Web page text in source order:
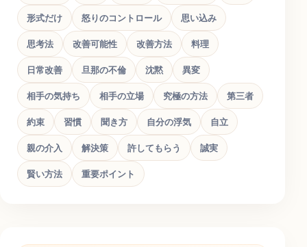
形式だけ 怒りのコントロール 思い込み
思考法 改善可能性 改善方法 料理
日常改善 旦那の不倫 沈黙 異変
相手の気持ち 相手の立場 究極の方法 第三者
約束 習慣 聞き方 自分の浮気 自立
親の介入 解決策 許してもらう 誠実
賢い方法 重要ポイント